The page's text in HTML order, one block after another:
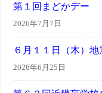
第１回まどかデー
2026年7月7日
６月１１日（木）
2026年6月25日